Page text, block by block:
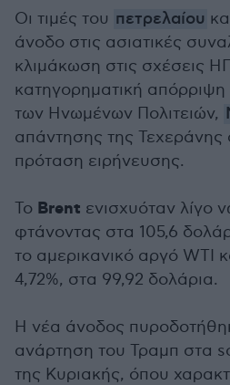
Οι τιμές του πετρελαίου
άνοδο στις ασιατικές
κλιμάκωση στις σχέσεις
κατηγορηματική
των Ηνωμένων Πολιτειών,
απάντησης της Τεχεράνης
πρόταση ειρήνευσης.
Το Brent ενισχυόταν λίγο
φτάνοντας στα 105,6
το αμερικανικό αργό WTI
4,72%, στα 99,92 δολάρια.
Η νέα άνοδος
ανάρτηση του Τραμπ στα
της Κυριακής, όπου